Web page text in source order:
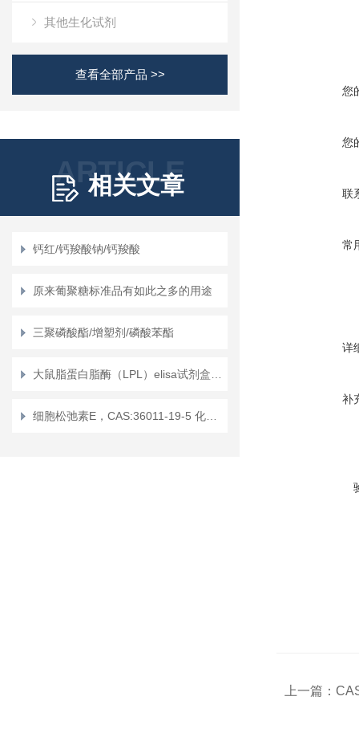
其他生化试剂
查看全部产品 >>
ARTICLE
相关文章
钙红/钙羧酸钠/钙羧酸
原来葡聚糖标准品有如此之多的用途
三聚磷酸酯/增塑剂/磷酸苯酯
您
您
联
常
详
补
上一篇：